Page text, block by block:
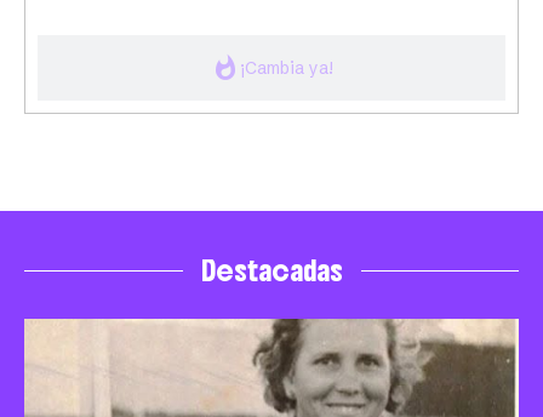
whatshot ¡Cambia ya!
Destacadas